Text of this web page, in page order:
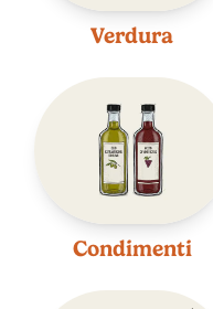
Verdura
Condimenti